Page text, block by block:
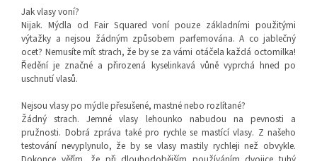
Jak vlasy voní?
Nijak. Mýdla od Fair Squared voní pouze základními použitými
výtažky a nejsou žádným způsobem parfemována. A co jablečný
ocet? Nemusíte mít strach, že by se za vámi otáčela každá octomilka!
Ředění je značné a přirozená kyselinkavá vůně vyprchá hned po
uschnutí vlasů.
Nejsou vlasy po mýdle přesušené, mastné nebo rozlítané?
Žádný strach. Jemné vlasy lehounko nabudou na pevnosti a
pružnosti. Dobrá zpráva také pro rychle se mastící vlasy. Z našeho
testování nevyplynulo, že by se vlasy mastily rychleji než obvykle.